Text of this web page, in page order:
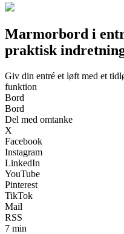
Marmorbord i
praktisk
Giv din entré et løft med et
funktion
Bord
Bord
Del med omtanke
X
Facebook
Instagram
LinkedIn
YouTube
Pinterest
TikTok
Mail
RSS
7 min